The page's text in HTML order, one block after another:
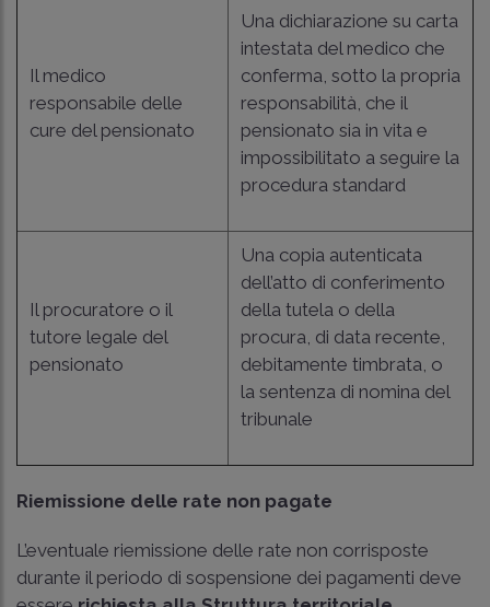
Il medico
responsabile delle
cure del pensionato
Una dichiarazione su carta
intestata del medico che
conferma, sotto la propria
responsabilità, che il
pensionato sia in vita e
impossibilitato a seguire la
procedura standard
Il procuratore o il
tutore legale del
pensionato
Una copia autenticata
dell’atto di conferimento
della tutela o della
procura, di data recente,
debitamente timbrata, o
la sentenza di nomina del
tribunale
Riemissione delle rate non pagate
L’eventuale riemissione delle rate non corrisposte
durante il periodo di sospensione dei pagamenti deve